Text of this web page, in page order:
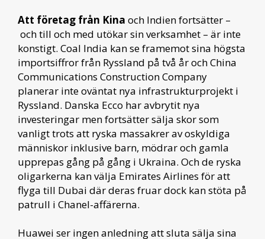
Att företag från Kina och Indien fortsätter –
och till och med utökar sin verksamhet – är inte
konstigt. Coal India kan se framemot sina högsta
importsiffror från Ryssland på två år och China
Communications Construction Company
planerar inte oväntat nya infrastrukturprojekt i
Ryssland. Danska Ecco har avbrytit nya
investeringar men fortsätter sälja skor som
vanligt trots att ryska massakrer av oskyldiga
människor inklusive barn, mödrar och gamla
upprepas gång på gång i Ukraina. Och de ryska
oligarkerna kan välja Emirates Airlines för att
flyga till Dubai där deras fruar dock kan stöta på
patrull i Chanel-affärerna.
Huawei ser ingen anledning att sluta sälja sina